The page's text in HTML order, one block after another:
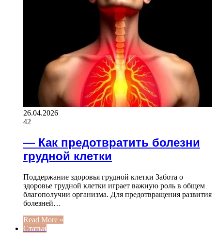
26.04.2026
42
— Как предотвратить болезни
грудной клетки
Поддержание здоровья грудной клетки Забота о
здоровье грудной клетки играет важную роль в общем
благополучии организма. Для предотвращения развития
болезней…
Read More »
Статьи